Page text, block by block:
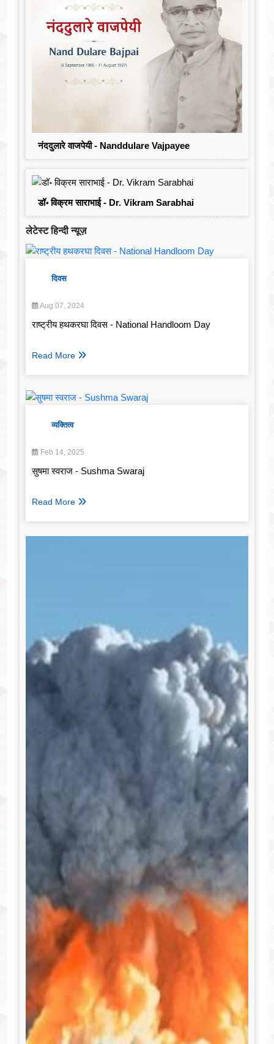
नंददुलारे वाजपेयी - Nanddulare Vajpayee
डॉ॰ विक्रम साराभाई - Dr. Vikram Sarabhai
लेटेस्ट हिन्दी न्यूज़
दिवस
Aug 07, 2024
राष्ट्रीय हथकरघा दिवस - National Handloom Day
Read More
व्यक्तित्व
Feb 14, 2025
सुषमा स्वराज - Sushma Swaraj
Read More